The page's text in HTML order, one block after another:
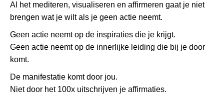
Al het mediteren, visualiseren en affirmeren gaat je niet
brengen wat je wilt als je geen actie neemt.
Geen actie neemt op de inspiraties die je krijgt.
Geen actie neemt op de innerlijke leiding die bij je door
komt.
De manifestatie komt door jou.
Niet door het 100x uitschrijven je affirmaties.